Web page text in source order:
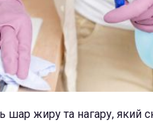
шар жиру та нагару, який